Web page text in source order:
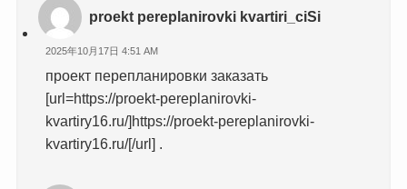
proekt pereplanirovki kvartiri_ciSi
2025年10月17日 4:51 AM
проект перепланировки заказать
[url=https://proekt-pereplanirovki-
kvartiry16.ru/]https://proekt-pereplanirovki-
kvartiry16.ru/[/url] .